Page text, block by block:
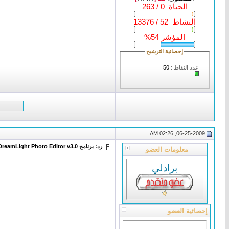
الحياة 0 / 263
النشاط 52 / 13376
المؤشر 54%
إحصائية الترشيح
عدد النقاط :50
معلومات العضو
برادلي
إحصائية العضو
رد: برنامج DreamLight Photo Editor v3.0